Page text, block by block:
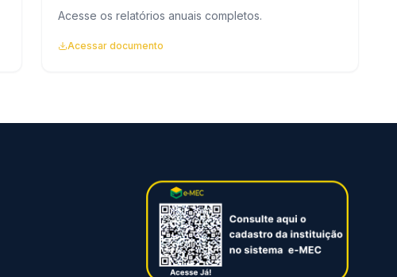
Acesse os relatórios anuais completos.
Acessar documento